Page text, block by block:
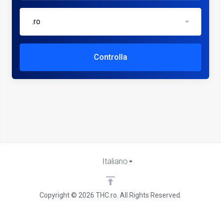
.ro
Controlla
Copyright © 2026 THC.ro. All Rights Reserved.
Italiano